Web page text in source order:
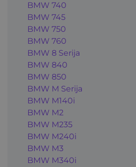
BMW 740
BMW 745
BMW 750
BMW 760
BMW 8 Serija
BMW 840
BMW 850
BMW M Serija
BMW M140i
BMW M2
BMW M235
BMW M240i
BMW M3
BMW M340i